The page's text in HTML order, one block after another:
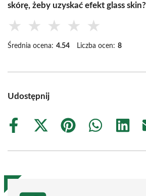
skórę, żeby uzyskać efekt glass skin?
★ ★ ★ ★ ★
Średnia ocena: 4.54 Liczba ocen: 8
Udostępnij
Share
Share
(Twitter)
Share
Share
Share